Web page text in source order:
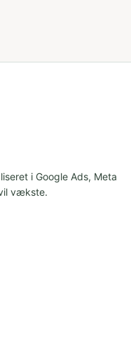
i Google Ads, Meta
vækste.